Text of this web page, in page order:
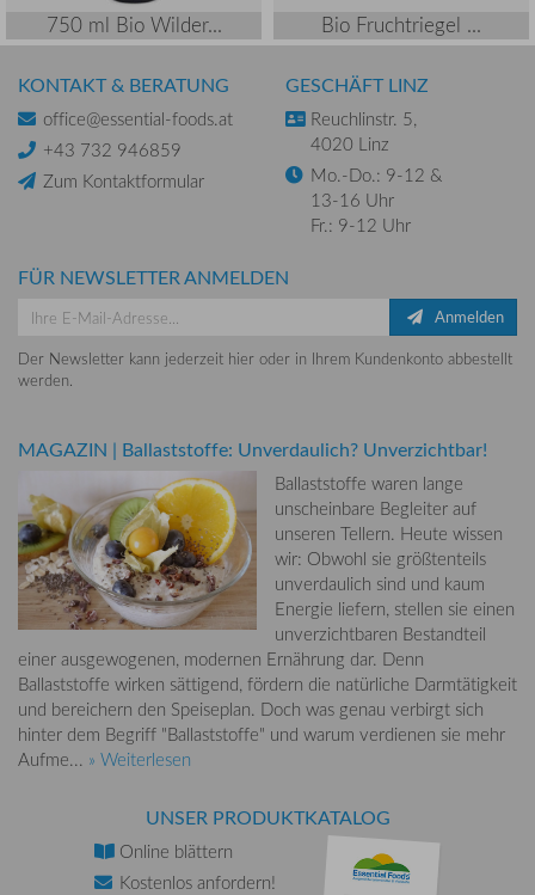
750 ml Bio Wilder... Bio Fruchtriegel ...
KONTAKT & BERATUNG
office@essential-foods.at
+43 732 946859
Zum Kontaktformular
GESCHÄFT LINZ
Reuchlinstr. 5,
4020 Linz
Mo.-Do.: 9-12 &
13-16 Uhr
Fr.: 9-12 Uhr
FÜR NEWSLETTER ANMELDEN
Anmelden
Der Newsletter kann jederzeit hier oder in Ihrem Kundenkonto abbestellt
werden.
MAGAZIN | Ballaststoffe: Unverdaulich? Unverzichtbar!
Ballaststoffe waren lange
unscheinbare Begleiter auf
unseren Tellern. Heute wissen
wir: Obwohl sie größtenteils
unverdaulich sind und kaum
Energie liefern, stellen sie einen
unverzichtbaren Bestandteil
einer ausgewogenen, modernen Ernährung dar. Denn
Ballaststoffe wirken sättigend, fördern die natürliche Darmtätigkeit
und bereichern den Speiseplan. Doch was genau verbirgt sich
hinter dem Begriff "Ballaststoffe" und warum verdienen sie mehr
Aufme... » Weiterlesen
UNSER PRODUKTKATALOG
Online blättern
Kostenlos anfordern!